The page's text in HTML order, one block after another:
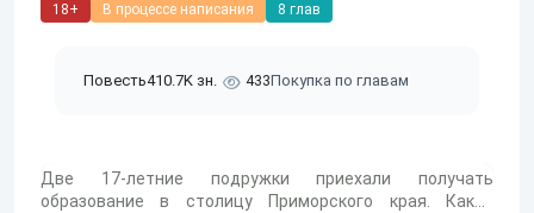
18+ В процессе написания 8 глав
Повесть410.7K зн. 433Покупка по главам
Две 17-летние подружки приехали получать
образование в столицу Приморского края. Какие